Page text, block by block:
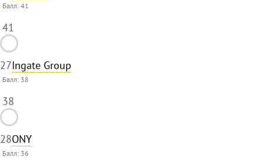
Балл:41
41
27Ingate Group
Балл: 38
38
28ONY
Балл: 36